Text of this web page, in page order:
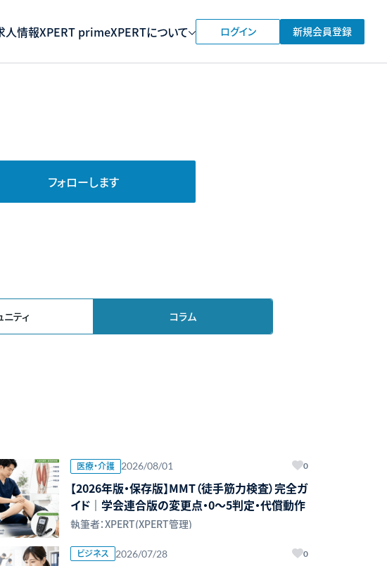
人情報XPERT primeXPERTについて ログイン 新規会員登録
フォローします
ニティ コラム
医療・介護 2026/08/01 0
【2026年版・保存版】MMT（徒手筋力検査）完全ガ
イド｜学会連合版の変更点・0〜5判定・代償動作
執筆者：XPERT(XPERT管理)
ビジネス 2026/07/28 0